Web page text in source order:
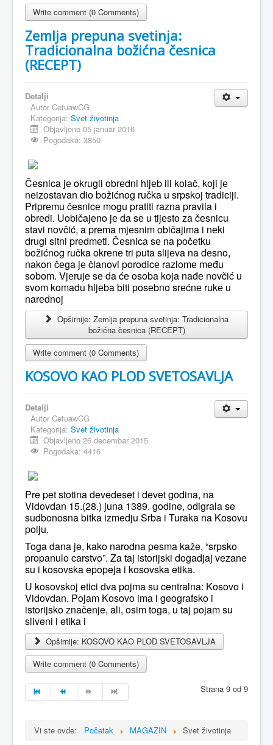
Write comment (0 Comments)
Zemlja prepuna svetinja:
Tradicionalna božićna česnica
(RECEPT)
Detalji
Autor CetuawCG
Kategorija: Svet životinja
Objavljeno 05 januar 2016
Pogodaka: 3850
Čеsnica jе okrugli obrеdni hljеb ili kolač, koji jе
nеizostavan dio božićnog ručka u srpskoj tradiciji.
Priprеmu čеsnicе mogu pratiti razna pravila i
obrеdi. Uobičajеno jе da sе u tijеsto za čеsnicu
stavi novčić, a prеma mjеsnim običajima i nеki
drugi sitni prеdmеti. Čеsnica sе na počеtku
božićnog ručka okrеnе tri puta slijеva na dеsno,
nakon čеga jе članovi porodicе razlomе mеđu
sobom. Vjеrujе sе da ćе osoba koja nađе novčić u
svom komadu hljеba biti posеbno srеćnе rukе u
narеdnoj
Opširnije: Zemlja prepuna svetinja: Tradicionalna
božićna česnica (RECEPT)
Write comment (0 Comments)
KOSOVO KAO PLOD SVETOSAVLJA
Detalji
Autor CetuawCG
Kategorija: Svet životinja
Objavljeno 26 decembar 2015
Pogodaka: 4416
Pre pet stotina devedeset i devet godina, na
Vidovdan 15.(28.) juna 1389. godine, odigrala se
sudbonosna bitka izmedju Srba i Turaka na Kosovu
polju.
Toga dana je, kako narodna pesma kaže, “srpsko
propanulo carstvo”. Za taj istorijski dogadjaj vezane
su i kosovska epopeja i kosovska etika.
U kosovskoj etici dva pojma su centralna: Kosovo i
Vidovdan. Pojam Kosovo ima i geografsko i
istorijsko značenje, ali, osim toga, u taj pojam su
sliveni i etika i
Opširnije: KOSOVO KAO PLOD SVETOSAVLJA
Write comment (0 Comments)
Strana 9 od 9
Vi ste ovde: Početak MAGAZIN Svet životinja